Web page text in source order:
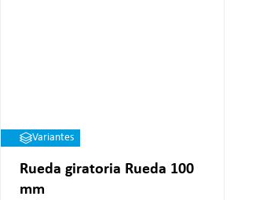
Variantes
Rueda giratoria Rueda 100
mm